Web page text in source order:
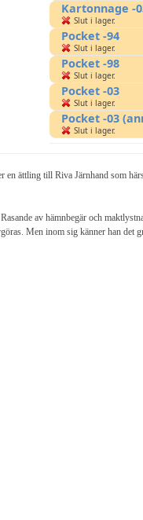
Kartonnage -
Slut i lager.
Pocket -94
Slut i lager.
Pocket -98
Slut i lager.
Pocket -03
Slut i lager.
Pocket -03
Slut i lager.
ättling till Riva Järnhand som
av hämnbegär och
Men inom sig känner han det